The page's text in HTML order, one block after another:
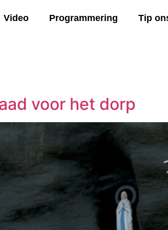
Video Programmering Tip
voor het dorp